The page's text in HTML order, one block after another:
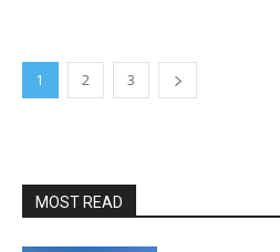
1 2 3
MOST READ